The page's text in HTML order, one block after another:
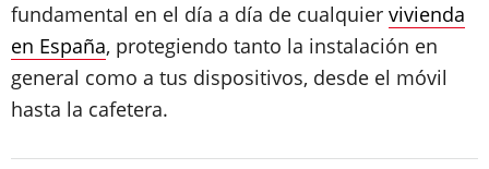
fundamental en el día a día de cualquier vivienda
en España, protegiendo tanto la instalación en
general como a tus dispositivos, desde el móvil
hasta la cafetera.